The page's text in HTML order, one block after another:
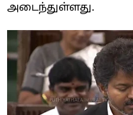
அடைந்துள்ளது.